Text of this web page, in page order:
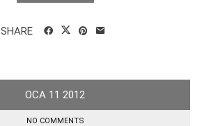
SHARE
OCA 11 2012
NO COMMENTS